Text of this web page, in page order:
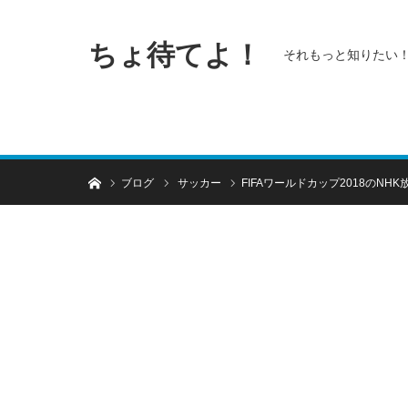
ちょ待てよ！ それもっと知りたい
ホームブログ サッカー FIFAワールドカップ2018のNHK